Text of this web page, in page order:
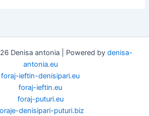
Denisa antonia | Powered by denisa-
antonia.eu
foraj-ieftin-denisipari.eu
foraj-ieftin.eu
foraj-puturi.eu
denisipari-puturi.biz